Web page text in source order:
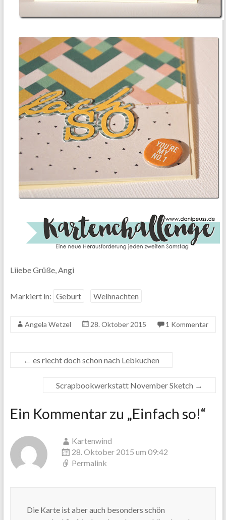
Liiebe Grüße, Angi
Markiert in: Geburt Weihnachten
Angela Wetzel 28. Oktober 2015 1 Kommentar
← es riecht doch schon nach Lebkuchen
Scrapbookwerkstatt November Sketch →
Ein Kommentar zu „Einfach so!“
Kartenwind
28. Oktober 2015 um 09:42
Permalink
Die Karte ist aber auch besonders schön